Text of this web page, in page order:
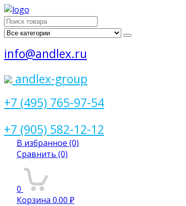
Поиск
для:
info@andlex.ru
andlex-group
+7 (495) 765-97-54
+7 (905) 582-12-12
В избранное (0)
Сравнить (0)
0
Корзина 0.00 ₽